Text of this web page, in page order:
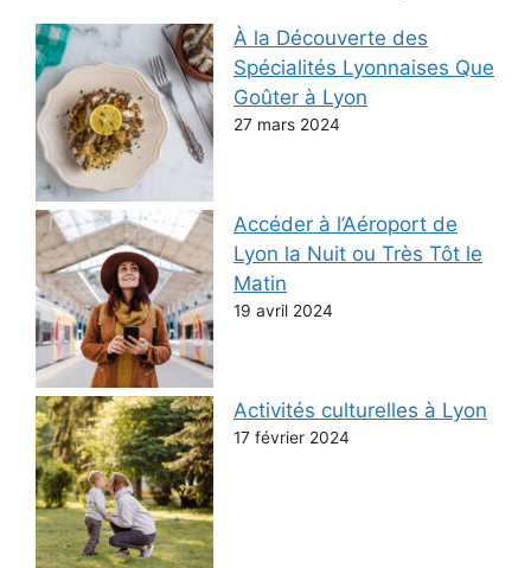
À la Découverte des
Spécialités Lyonnaises Que
Goûter à Lyon
27 mars 2024
Accéder à l’Aéroport de
Lyon la Nuit ou Très Tôt le
Matin
19 avril 2024
Activités culturelles à Lyon
17 février 2024